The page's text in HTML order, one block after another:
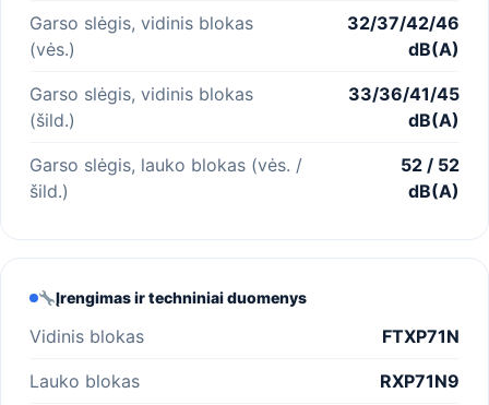
Garso slėgis, vidinis blokas
(vės.)
32/37/42/46
dB(A)
Garso slėgis, vidinis blokas
(šild.)
33/36/41/45
dB(A)
Garso slėgis, lauko blokas (vės. /
šild.)
52 / 52
dB(A)
Įrengimas ir techniniai duomenys
Vidinis blokas FTXP71N
Lauko blokas RXP71N9